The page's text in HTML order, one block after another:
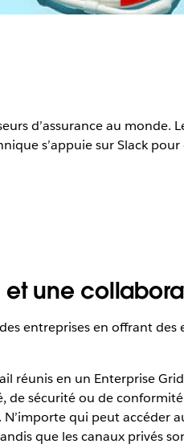
d’assurance au
s’appuie sur Slack
une
entreprises en offrant
réunis en un Enterprise
de sécurité ou de
qui peut accéder
que les canaux privés